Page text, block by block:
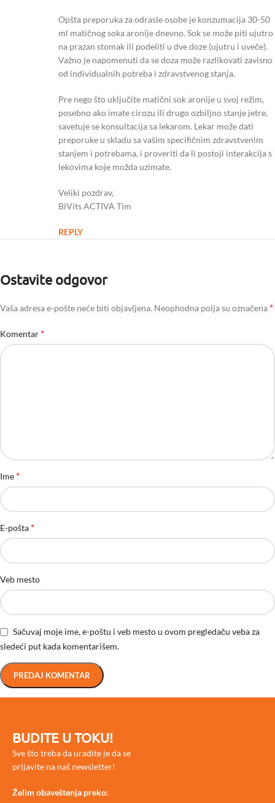
Opšta preporuka za odrasle osobe je konzumacija 30-50
ml matičnog soka aronije dnevno. Sok se može piti ujutro
na prazan stomak ili podeliti u dve doze (ujutru i uveče).
Važno je napomenuti da se doza može razlikovati zavisno
od individualnih potreba i zdravstvenog stanja.
Pre nego što uključite matični sok aronije u svoj režim,
posebno ako imate cirozu ili drugo ozbiljno stanje jetre,
savetuje se konsultacija sa lekarom. Lekar može dati
preporuke u skladu sa vašim specifičnim zdravstvenim
stanjem i potrebama, i proveriti da li postoji interakcija s
lekovima koje možda uzimate.
Veliki pozdrav,
BiVits ACTIVA Tim
REPLY
Ostavite odgovor
Vaša adresa e-pošte neće biti objavljena. Neophodna polja su označena *
Komentar *
Ime *
E-pošta *
Veb mesto
Sačuvaj moje ime, e-poštu i veb mesto u ovom pregledaču veba za
sledeći put kada komentarišem.
BUDITE U TOKU!
Sve što treba da uradite je da se
prijavite na naš newsletter!
Želim obaveštenja preko: